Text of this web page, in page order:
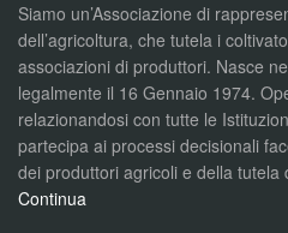
Siamo un’Associazione di
dell’agricoltura, che tutela i
associazioni di produttori. Nasce
legalmente il 16 Gennaio 1974.
relazionandosi con tutte le
partecipa ai processi decisionali
dei produttori agricoli e della tutela
Continua